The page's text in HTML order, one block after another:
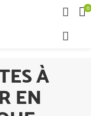
 0
À
EN